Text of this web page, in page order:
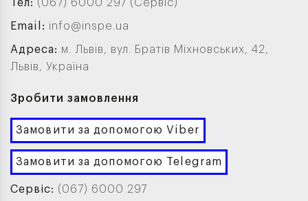
Тел: (067) 6000 297 (Сервіс)
Email: info@inspe.ua
Адреса: м. Львів, вул. Братів Міхновських, 42,
Львів, Україна
Зробити замовлення
Замовити за допомогою Viber
Замовити за допомогою Telegram
Сервіс: (067) 6000 297